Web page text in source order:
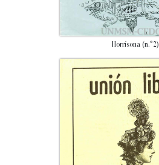
Horrísona (n.°2)